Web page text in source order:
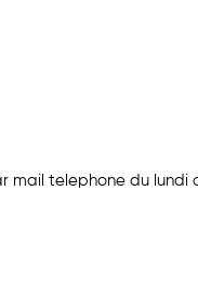
mail telephone du lundi